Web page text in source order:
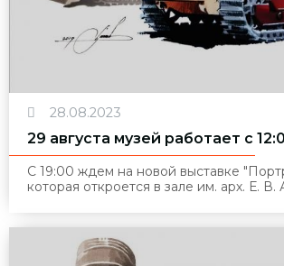
28.08.2023
29 августа музей работает с
С 19:00 ждем на новой выставке
которая откроется в зале им. арх. Е. В.